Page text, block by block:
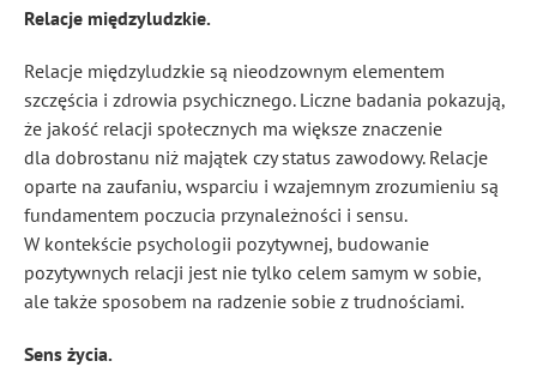
Relacje międzyludzkie.
Relacje międzyludzkie są nieodzownym elementem
szczęścia i zdrowia psychicznego. Liczne badania pokazują,
że jakość relacji społecznych ma większe znaczenie
dla dobrostanu niż majątek czy status zawodowy. Relacje
oparte na zaufaniu, wsparciu i wzajemnym zrozumieniu są
fundamentem poczucia przynależności i sensu.
W kontekście psychologii pozytywnej, budowanie
pozytywnych relacji jest nie tylko celem samym w sobie,
ale także sposobem na radzenie sobie z trudnościami.
Sens życia.